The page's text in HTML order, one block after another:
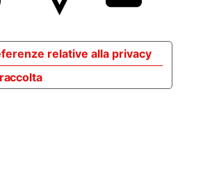
relative alla privacy